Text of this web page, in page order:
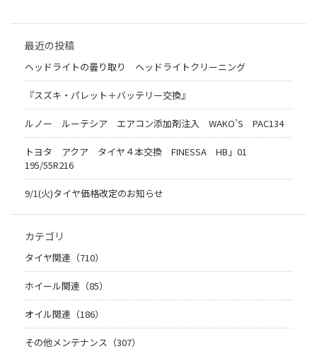
最近の投稿
ヘッドライトの曇り取り ヘッドライトクリーニング
『スズキ・パレット＋バッテリー交換』
ルノー ルーテシア エアコン添加剤注入 WAKO’S PAC134
トヨタ アクア タイヤ４本交換 FINESSA HB」01
195/55R216
9/1(火)タイヤ価格改定のお知らせ
カテゴリ
タイヤ関連（710）
ホイール関連（85）
オイル関連（186）
その他メンテナンス（307）